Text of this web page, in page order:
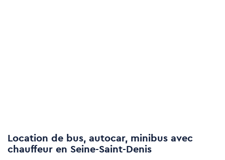
Location de bus, autocar, minibus avec
chauffeur en Seine-Saint-Denis